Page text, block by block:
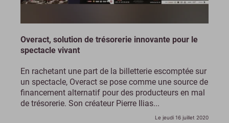
Overact, solution de trésorerie innovante pour le
spectacle vivant
En rachetant une part de la billetterie escomptée sur
un spectacle, Overact se pose comme une source de
financement alternatif pour des producteurs en mal
de trésorerie. Son créateur Pierre Ilias...
Le jeudi 16 juillet 2020